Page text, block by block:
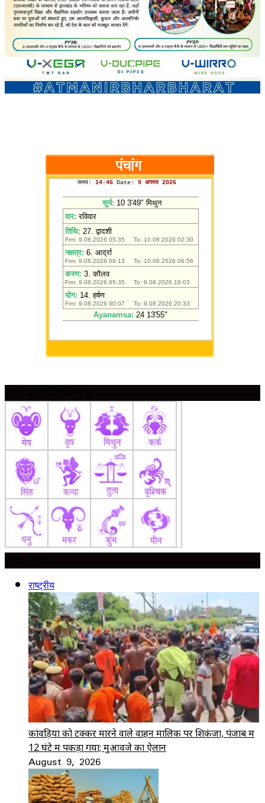
राष्ट्रीय
कांवड़ियों को टक्कर मारने वाले वाहन मालिक पर शिकंजा, पंजाब में
12 घंटे में पकड़ा गया; मुआवजे का ऐलान
August 9, 2026